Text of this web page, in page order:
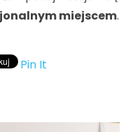
miejscem.
Pin It